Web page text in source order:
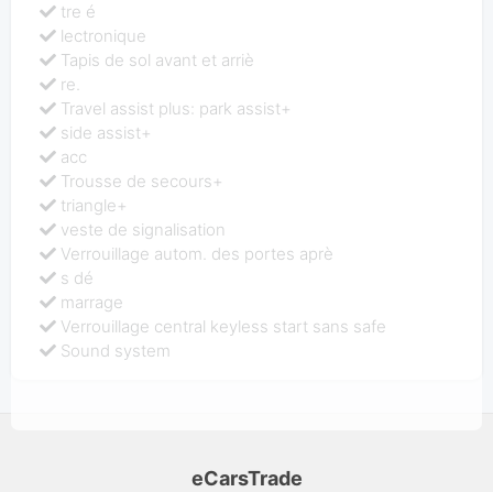
tre é
lectronique
Tapis de sol avant et arriè
re.
Travel assist plus: park assist+
side assist+
acc
Trousse de secours+
triangle+
veste de signalisation
Verrouillage autom. des portes aprè
s dé
marrage
Verrouillage central keyless start sans safe
Sound system
eCarsTrade